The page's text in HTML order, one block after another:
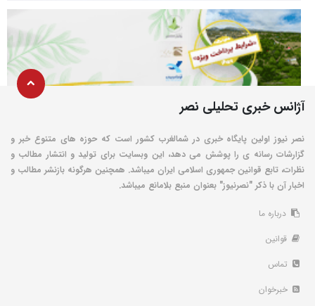
آژانس خبری تحلیلی نصر
نصر نیوز اولین پایگاه خبری در شمالغرب کشور است که حوزه های متنوع خبر و
گزارشات رسانه ی را پوشش می دهد، این وبسایت برای تولید و انتشار مطالب و
نظرات، تابع قوانین جمهوری اسلامی ایران میباشد. همچنین هرگونه بازنشر مطالب و
اخبار آن با ذکر "نصرنیوز" بعنوان منبع بلامانع میباشد.
درباره ما
قوانین
تماس
خبرخوان